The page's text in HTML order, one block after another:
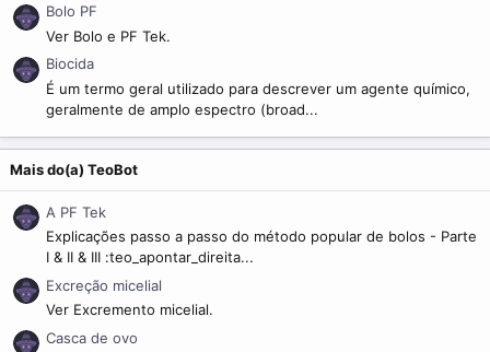
Bolo PF
Ver Bolo e PF Tek.
Biocida
É um termo geral utilizado para descrever um agente químico,
geralmente de amplo espectro (broad...
Mais do(a) TeoBot
A PF Tek
Explicações passo a passo do método popular de bolos - Parte
I & II & III :teo_apontar_direita...
Excreção micelial
Ver Excremento micelial.
Casca de ovo